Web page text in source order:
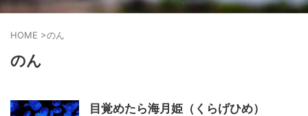
HOME >のん
のん
目覚めたら海月姫（くらげひめ）